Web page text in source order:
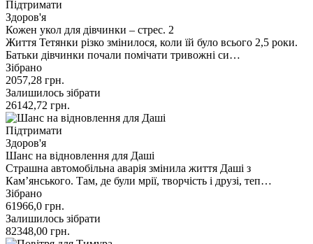
Підтримати
Здоров'я
Кожен укол для дівчинки – стрес. 2
Життя Тетянки різко змінилося, коли їй було всього 2,5 роки.
Батьки дівчинки почали помічати тривожні си…
Зібрано
2057,28 грн.
Залишилось зібрати
26142,72 грн.
Підтримати
Здоров'я
Шанс на відновлення для Даші
Страшна автомобільна аварія змінила життя Даші з
Кам’янського. Там, де були мрії, творчість і друзі, теп…
Зібрано
61966,0 грн.
Залишилось зібрати
82348,00 грн.